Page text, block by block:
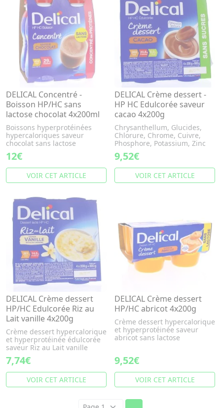
DELICAL Concentré -
Boisson HP/HC sans
lactose chocolat 4x200ml
Boissons hyperprotéinées
hypercaloriques saveur
chocolat sans lactose
12€
VOIR CET ARTICLE
DELICAL Crème dessert -
HP HC Edulcorée saveur
cacao 4x200g
Chrysanthellum, Glucides,
Chlorure, Chrome, Cuivre,
Phosphore, Potassium, Zinc
9,52€
VOIR CET ARTICLE
DELICAL Crème dessert
HP/HC Edulcorée Riz au
Lait vanille 4x200g
Crème dessert hypercalorique
et hyperprotéinée édulcorée
saveur Riz au Lait vanille
7,74€
VOIR CET ARTICLE
DELICAL Crème dessert
HP/HC abricot 4x200g
Crème dessert hypercalorique
et hyperprotéinée saveur
abricot sans lactose
9,52€
VOIR CET ARTICLE